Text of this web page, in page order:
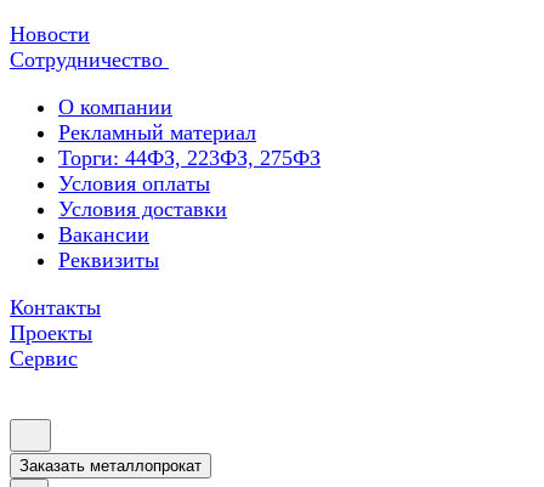
Новости
Сотрудничество
О компании
Рекламный материал
Торги: 44ФЗ, 223ФЗ, 275ФЗ
Условия оплаты
Условия доставки
Вакансии
Реквизиты
Контакты
Проекты
Сервис
Заказать металлопрокат